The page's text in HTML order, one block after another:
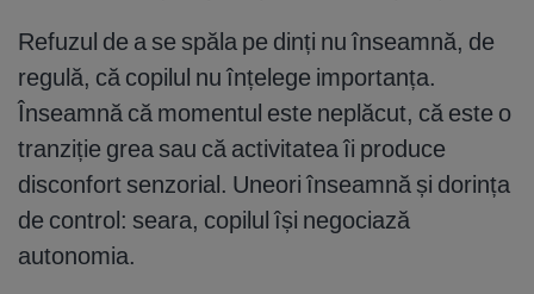
Refuzul de a se spăla pe dinți nu înseamnă, de
regulă, că copilul nu înțelege importanța.
Înseamnă că momentul este neplăcut, că este o
tranziție grea sau că activitatea îi produce
disconfort senzorial. Uneori înseamnă și dorința
de control: seara, copilul își negociază
autonomia.